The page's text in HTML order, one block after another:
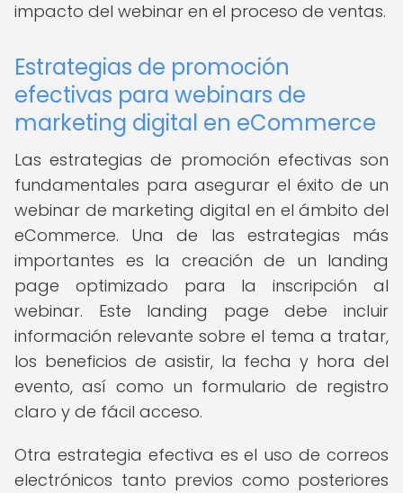
impacto del webinar en el proceso de ventas.
Estrategias de promoción
efectivas para webinars de
marketing digital en eCommerce
Las estrategias de promoción efectivas son
fundamentales para asegurar el éxito de un
webinar de marketing digital en el ámbito del
eCommerce. Una de las estrategias más
importantes es la creación de un landing
page optimizado para la inscripción al
webinar. Este landing page debe incluir
información relevante sobre el tema a tratar,
los beneficios de asistir, la fecha y hora del
evento, así como un formulario de registro
claro y de fácil acceso.
Otra estrategia efectiva es el uso de correos
electrónicos tanto previos como posteriores